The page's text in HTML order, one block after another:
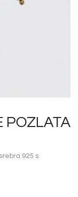
POZLATA
925 s